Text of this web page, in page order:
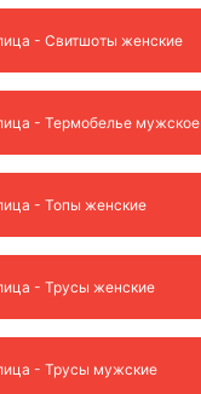
- Свитшоты женские
- Термобелье мужское
- Топы женские
- Трусы женские
- Трусы мужские